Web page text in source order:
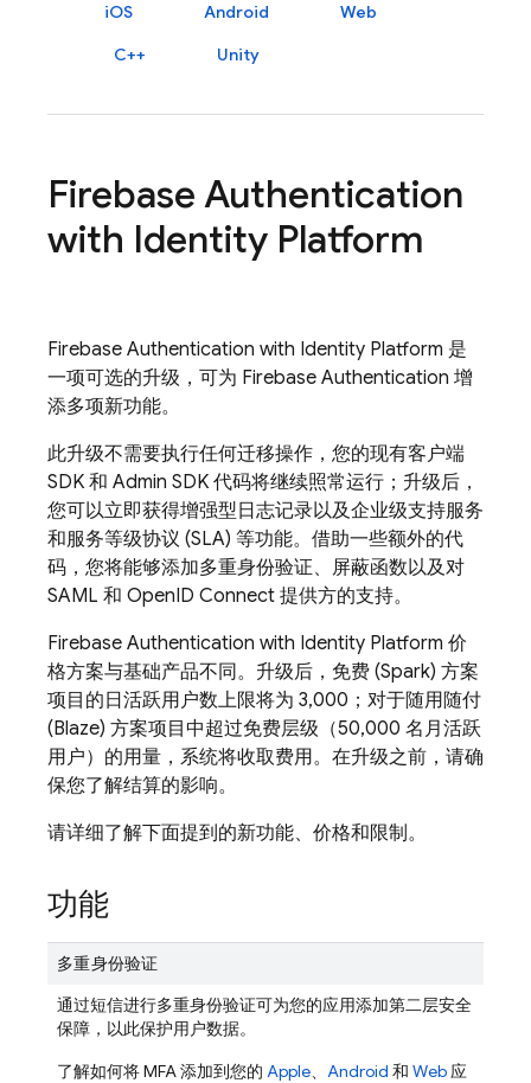
iOS Android
Web
C++
Unity
Firebase Authentication
with Identity Platform
Firebase Authentication with Identity Platform 是
一项可选的升级，可为 Firebase Authentication 增
添多项新功能。
此升级不需要执行任何迁移操作，您的现有客户端
SDK 和 Admin SDK 代码将继续照常运行；升级后，
您可以立即获得增强型日志记录以及企业级支持服务
和服务等级协议 (SLA) 等功能。借助一些额外的代
码，您将能够添加多重身份验证、屏蔽函数以及对
SAML 和 OpenID Connect 提供方的支持。
Firebase Authentication with Identity Platform 价
格方案与基础产品不同。升级后，免费 (Spark) 方案
项目的日活跃用户数上限将为 3,000；对于随用随付
(Blaze) 方案项目中超过免费层级（50,000 名月活跃
用户）的用量，系统将收取费用。在升级之前，请确
保您了解结算的影响。
请详细了解下面提到的新功能、价格和限制。
功能
多重身份验证
通过短信进行多重身份验证可为您的应用添加第二层安全
保障，以此保护用户数据。
了解如何将 MFA 添加到您的 Apple、 Android 和 Web 应